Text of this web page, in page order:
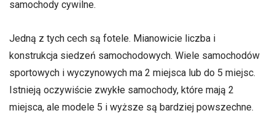
samochody cywilne.
Jedną z tych cech są fotele. Mianowicie liczba i
konstrukcja siedzeń samochodowych. Wiele samochodów
sportowych i wyczynowych ma 2 miejsca lub do 5 miejsc.
Istnieją oczywiście zwykłe samochody, które mają 2
miejsca, ale modele 5 i wyższe są bardziej powszechne.